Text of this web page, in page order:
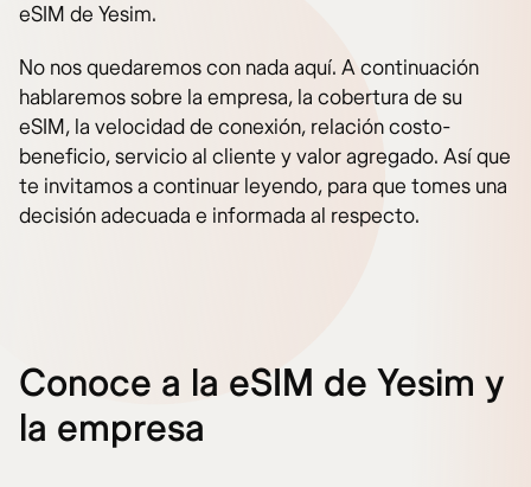
eSIM de Yesim.
No nos quedaremos con nada aquí. A continuación
hablaremos sobre la empresa, la cobertura de su
eSIM, la velocidad de conexión, relación costo-
beneficio, servicio al cliente y valor agregado. Así que
te invitamos a continuar leyendo, para que tomes una
decisión adecuada e informada al respecto.
Conoce a la eSIM de Yesim y
la empresa